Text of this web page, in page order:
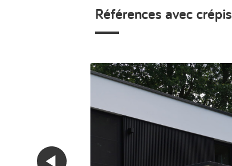
Références avec crépis
Précédent